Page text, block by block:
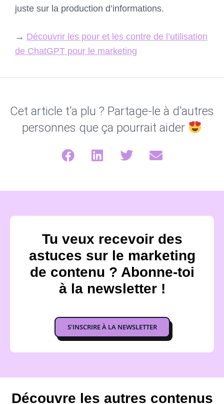
juste sur la production d’informations.
→ Découvrir les pour et les contre de l’utilisation
de ChatGPT pour le marketing
Cet article t'a plu ? Partage-le à d'autres
personnes que ça pourrait aider
Tu veux recevoir des
astuces sur le marketing
de contenu ? Abonne-toi
à la newsletter !
S'INSCRIRE À LA NEWSLETTER
Découvre les autres contenus